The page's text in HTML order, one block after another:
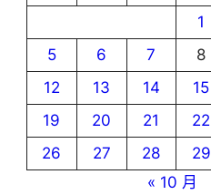
1
5
6 7 8
12
13 14 15
19
20 21 22
26
27 28 29
« 10 月